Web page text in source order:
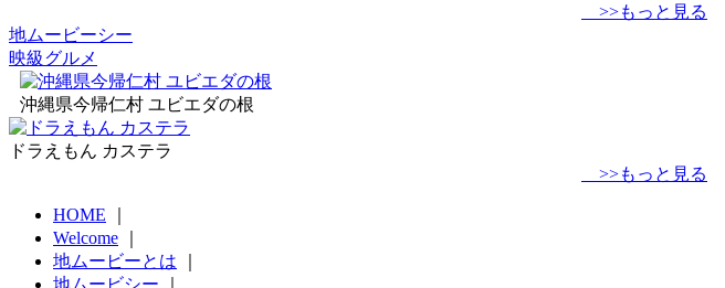
>>もっと見る
地ムービーシー
映級グルメ
沖縄県今帰仁村 ユビエダの根
ドラえもん カステラ
>>もっと見る
HOME
Welcome
地ムービーとは